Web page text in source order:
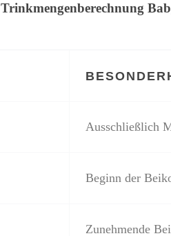
Trinkmengenberechnung
Ausschließlich
Beginn der
Zunehmende